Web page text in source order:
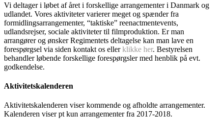
Vi deltager i løbet af året i forskellige arrangementer i Danmark og
udlandet. Vores aktiviteter varierer meget og spænder fra
formidlingsarrangementer, “taktiske” reenactmentevents,
udlandsrejser, sociale aktiviteter til filmproduktion. Er man
arrangører og ønsker Regimentets deltagelse kan man lave en
forespørgsel via siden kontakt os ellerklikke her. Bestyrelsen
behandler løbende forskellige forespørgsler med henblik på evt.
godkendelse.
Aktivitetskalenderen
Aktivitetskalenderen viser kommende og afholdte arrangementer.
Kalenderen viser pt kun arrangementer fra 2017-2018.